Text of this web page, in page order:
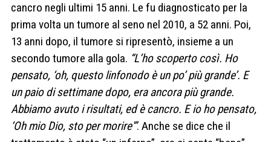
cancro negli ultimi 15 anni. Le fu diagnosticato per la
prima volta un tumore al seno nel 2010, a 52 anni. Poi,
13 anni dopo, il tumore si ripresentò, insieme a un
secondo tumore alla gola. “L’ho scoperto così. Ho
pensato, ‘oh, questo linfonodo è un po’ più grande’. E
un paio di settimane dopo, era ancora più grande.
Abbiamo avuto i risultati, ed è cancro. E io ho pensato,
‘Oh mio Dio, sto per morire'”. Anche se dice che il